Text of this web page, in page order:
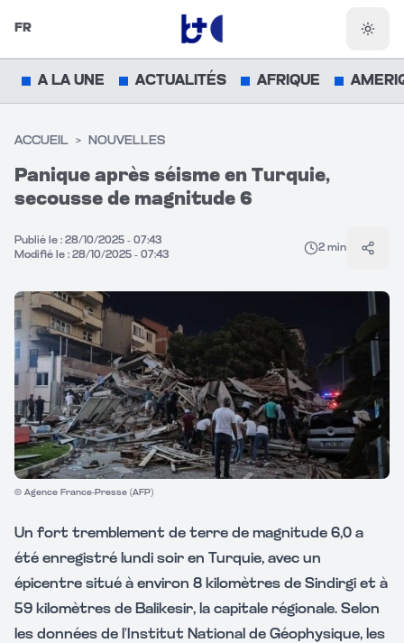
FR
A LA UNE ACTUALITÉS AFRIQUE
ACCUEIL > NOUVELLES
Panique après séisme en Turquie,
secousse de magnitude 6
Publié le : 28/10/2025 - 07:43
Modifié le : 28/10/2025 - 07:43
2 min
© Agence France-Presse (AFP)
Un fort tremblement de terre de magnitude 6,0 a
été enregistré lundi soir en Turquie, avec un
épicentre situé à environ 8 kilomètres de Sindirgi et à
59 kilomètres de Balikesir, la capitale régionale. Selon
les données de l’Institut National de Géophysique, les